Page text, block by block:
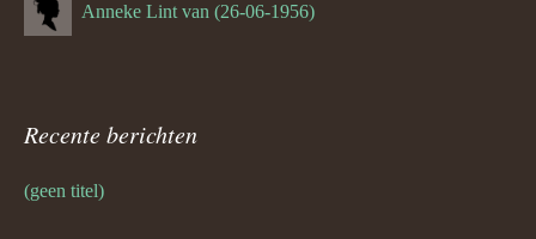
Anneke Lint van (26-06-1956)
Recente berichten
(geen titel)